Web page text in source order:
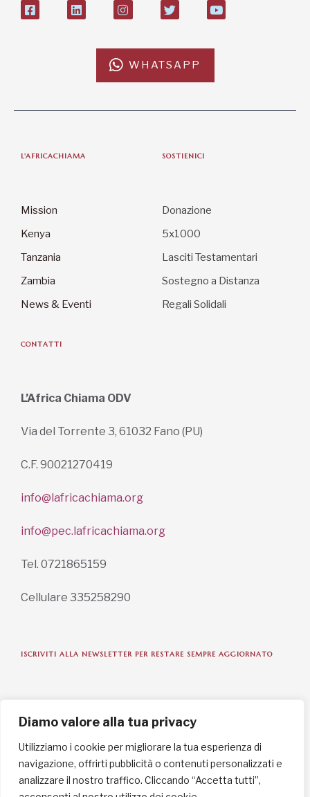
Diamo valore alla tua privacy
Utilizziamo i cookie per migliorare la tua esperienza di
navigazione, offrirti pubblicità o contenuti personalizzati e
analizzare il nostro traffico. Cliccando “Accetta tutti”,
WHATSAPP
L'AFRICACHIAMA
Mission
Kenya
Tanzania
Zambia
News & Eventi
SOSTIENICI
Donazione
5x1000
Lasciti Testamentari
Sostegno a Distanza
Regali Solidali
CONTATTI
L’Africa Chiama ODV
Via del Torrente 3, 61032 Fano (PU)
C.F. 90021270419
info@lafricachiama.org
info@pec.lafricachiama.org
Tel. 0721865159
Cellulare 335258290
ISCRIVITI ALLA NEWSLETTER PER RESTARE SEMPRE AGGIORNATO
ISCRIVITI ORA
INFORMAZIONI SULLA PRIVACY